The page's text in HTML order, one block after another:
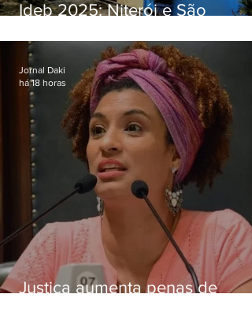
Ideb 2025: Niterói e São
distintos no ensino médio; veja
Justiça aumenta penas de
Jornal Daki
há 18 horas